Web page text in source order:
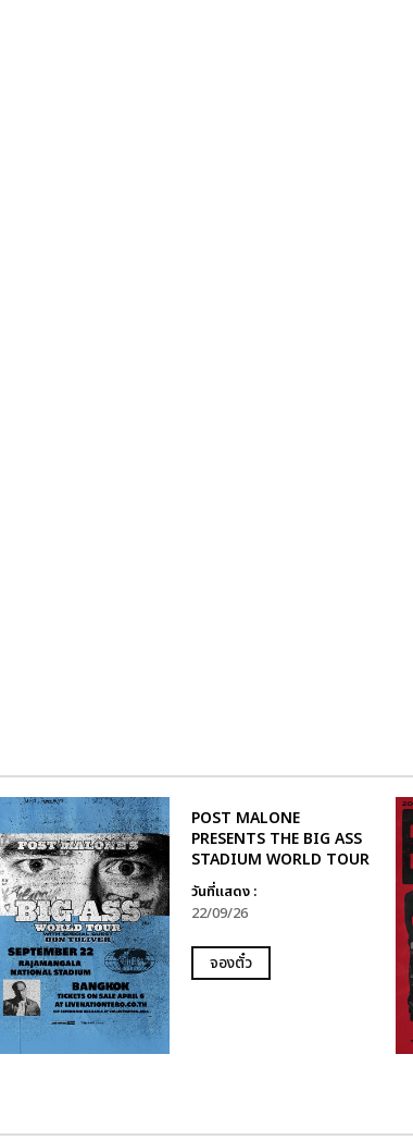
POST MALONE
PRESENTS THE BIG ASS
STADIUM WORLD TOUR
วันที่แสดง :
22/09/26
จองตั๋ว